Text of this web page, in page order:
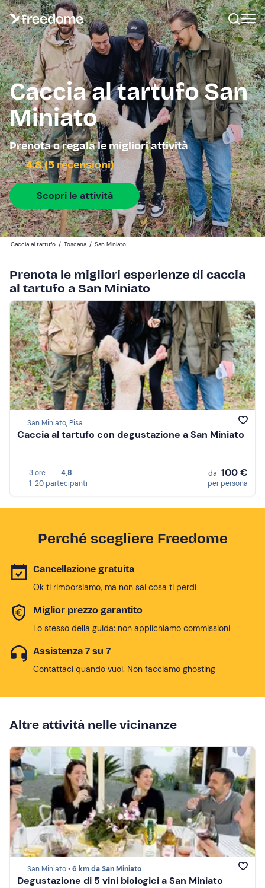
Caccia al tartufo San
Miniato
Prenota o regala le migliori attività
4.8 (5 recensioni)
Scopri le attività
Caccia al tartufo / Toscana / San Miniato
Prenota le migliori esperienze di caccia
al tartufo a San Miniato
San Miniato, Pisa
Caccia al tartufo con degustazione a San Miniato
3 ore
4,8
1-20 partecipanti
da 100 €
per persona
Perché scegliere Freedome
Cancellazione gratuita
Ok ti rimborsiamo, ma non sai cosa ti perdi
Miglior prezzo garantito
Lo stesso della guida: non applichiamo commissioni
Assistenza 7 su 7
Contattaci quando vuoi. Non facciamo ghosting
Altre attività nelle vicinanze
San Miniato •6 km da San Miniato
Degustazione di 5 vini biologici a San Miniato